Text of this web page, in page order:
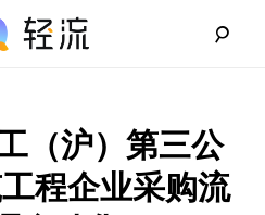
（沪）第三公
程企业采购流